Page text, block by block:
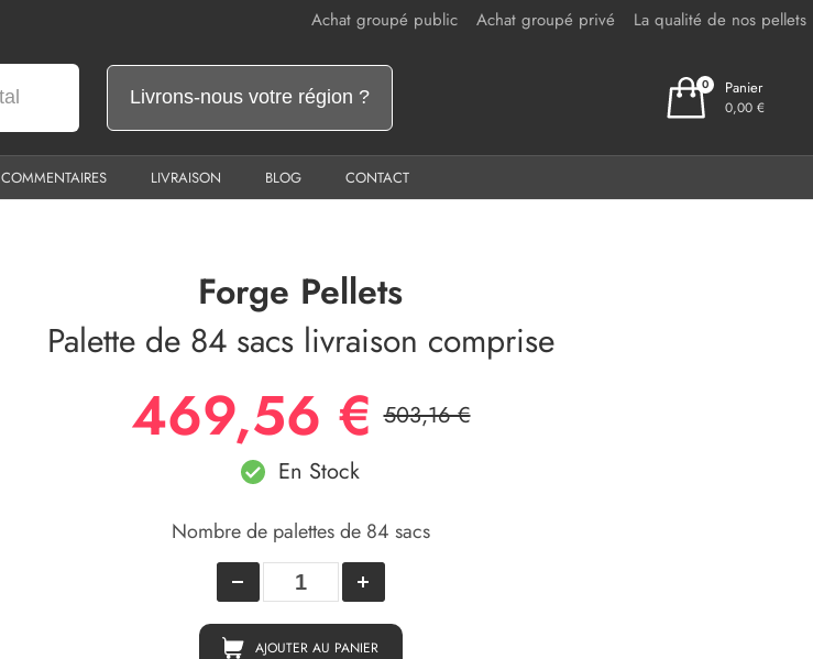
Achat groupé public Achat groupé privé La qualité de nos pellets
0 Panier
0,00 €
COMMENTAIRES LIVRAISON BLOG CONTACT
Forge Pellets
Palette de 84 sacs livraison comprise
469,56 € 503,16 €
En Stock
Nombre de palettes de 84 sacs
AJOUTER AU PANIER